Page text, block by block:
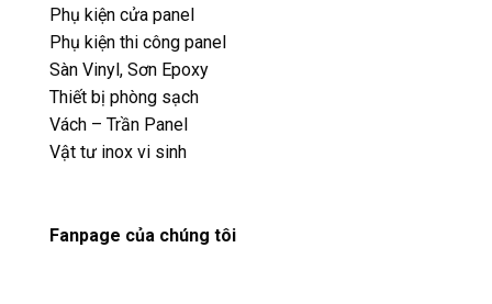
Phụ kiện cửa panel
Phụ kiện thi công panel
Sàn Vinyl, Sơn Epoxy
Thiết bị phòng sạch
Vách – Trần Panel
Vật tư inox vi sinh
Fanpage của chúng tôi